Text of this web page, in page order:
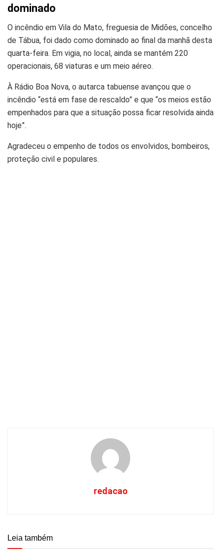
dominado
O incêndio em Vila do Mato, freguesia de Midões, concelho
de Tábua, foi dado como dominado ao final da manhã desta
quarta-feira. Em vigia, no local, ainda se mantém 220
operacionais, 68 viaturas e um meio aéreo.
À Rádio Boa Nova, o autarca tabuense avançou que o
incêndio “está em fase de rescaldo” e que “os meios estão
empenhados para que a situação possa ficar resolvida ainda
hoje”.
Agradeceu o empenho de todos os envolvidos, bombeiros,
proteção civil e populares.
redacao
Leia também